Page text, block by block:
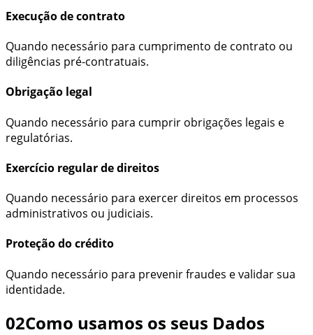
Execução de contrato
Quando necessário para cumprimento de contrato ou
diligências pré-contratuais.
Obrigação legal
Quando necessário para cumprir obrigações legais e
regulatórias.
Exercício regular de direitos
Quando necessário para exercer direitos em processos
administrativos ou judiciais.
Proteção do crédito
Quando necessário para prevenir fraudes e validar sua
identidade.
02Como usamos os seus Dados